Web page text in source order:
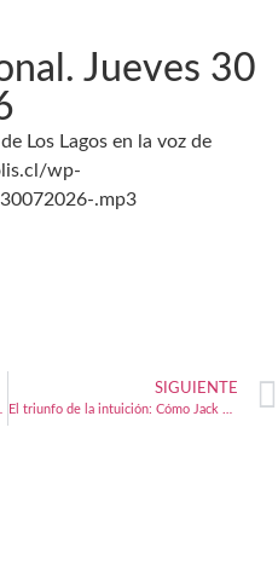
Jueves 30
Los Lagos en la voz de
wp-
.mp3
SIGUIENTE